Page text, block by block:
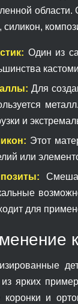
силикон,
Один из
Для
и
Этот
или
для
ярких
коронки и